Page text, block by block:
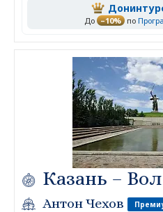
До –10% по
Казань –
Антон Чехов